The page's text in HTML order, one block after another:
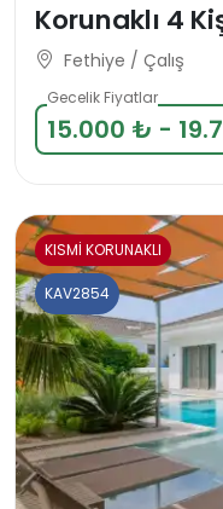
Korunaklı 4
Fethiye / Çalış
Gecelik Fiyatlar
15.000 ₺ -
KISMİ KORUNAKLI
KAV2854